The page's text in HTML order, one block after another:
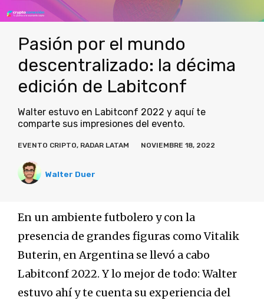
Pasión por el mundo
descentralizado: la décima
edición de Labitconf
Walter estuvo en Labitconf 2022 y aquí te
comparte sus impresiones del evento.
EVENTO CRIPTO, RADAR LATAM NOVIEMBRE 18, 2022
Walter Duer
En un ambiente futbolero y con la
presencia de grandes figuras como Vitalik
Buterin, en Argentina se llevó a cabo
Labitconf 2022. Y lo mejor de todo: Walter
estuvo ahí y te cuenta su experiencia del